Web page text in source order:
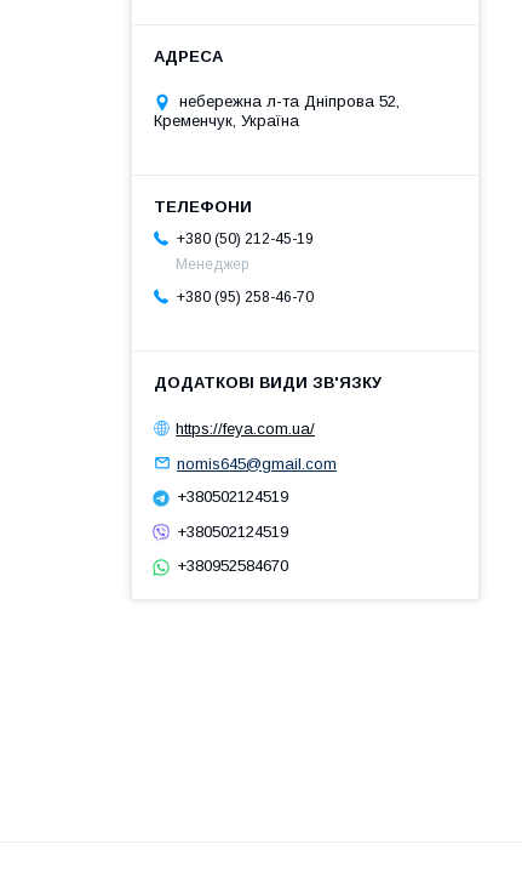
небережна л-та Дніпрова 52,
Кременчук, Україна
+380 (50) 212-45-19
Менеджер
+380 (95) 258-46-70
https://feya.com.ua/
nomis645@gmail.com
+380502124519
+380502124519
+380952584670